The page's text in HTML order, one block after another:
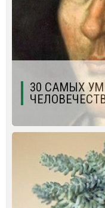
30 САМЫХ